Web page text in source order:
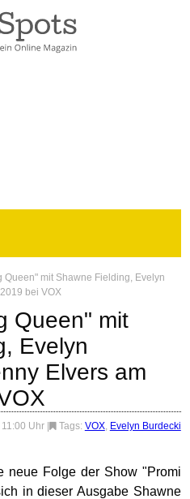
Queen" mit Shawne Fielding, Evelyn
bei VOX
Queen" mit
Evelyn
Elvers am
Uhr Tags: VOX, Evelyn Burdecki
neue Folge der Show "Promi
in dieser Ausgabe Shawne